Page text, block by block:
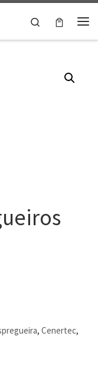
Search
, Cenertec,